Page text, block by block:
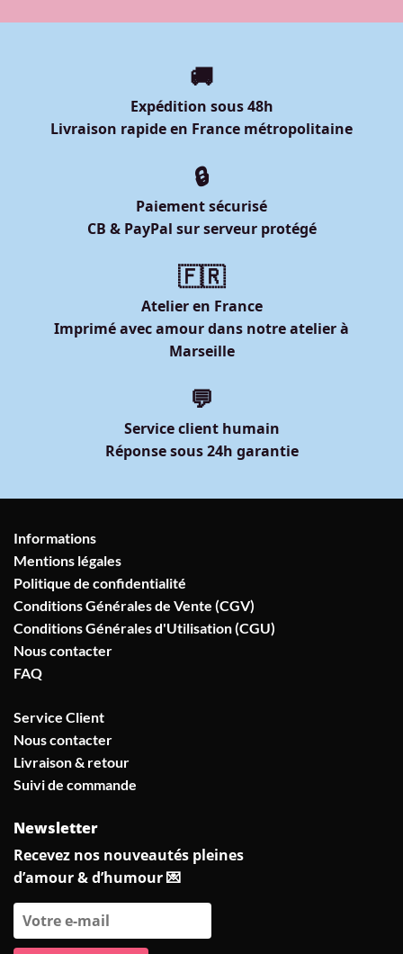
🚚
Expédition sous 48h
Livraison rapide en France métropolitaine
🔒
Paiement sécurisé
CB & PayPal sur serveur protégé
🇫🇷
Atelier en France
Imprimé avec amour dans notre atelier à
Marseille
💬
Service client humain
Réponse sous 24h garantie
Informations
Mentions légales
Politique de confidentialité
Conditions Générales de Vente (CGV)
Conditions Générales d'Utilisation (CGU)
Nous contacter
FAQ
Service Client
Nous contacter
Livraison & retour
Suivi de commande
Newsletter
Recevez nos nouveautés pleines
d’amour & d’humour 💌